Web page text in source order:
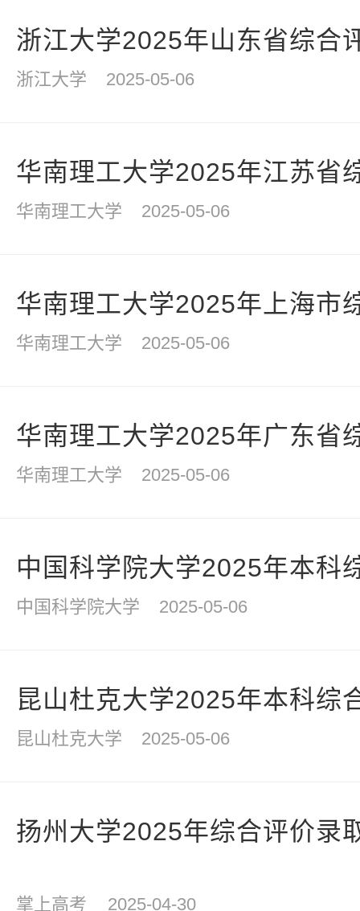
浙江大学2025年山东省综合
浙江大学 2025-05-06
华南理工大学2025年江苏省
华南理工大学 2025-05-06
华南理工大学2025年上海市
华南理工大学 2025-05-06
华南理工大学2025年广东省
华南理工大学 2025-05-06
中国科学院大学2025年本科
中国科学院大学 2025-05-06
昆山杜克大学2025年本科综
昆山杜克大学 2025-05-06
扬州大学2025年综合评价录
掌上高考 2025-04-30